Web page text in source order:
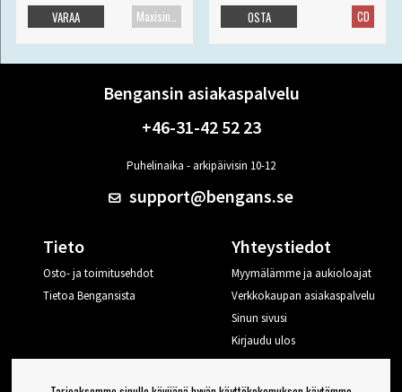
Maxisingle
VARAA CD
OSTA
Bengansin asiakaspalvelu
+46-31-42 52 23
Puhelinaika - arkipäivisin 10-12
support@bengans.se
Tieto
Osto- ja toimitusehdot
Tietoa Bengansista
Yhteystiedot
Myymälämme ja aukioloajat
Verkkokaupan asiakaspalvelu
Sinun sivusi
Kirjaudu ulos
Haluan vinkkejä Bengansilta